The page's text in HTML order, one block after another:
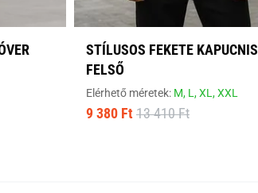
STÍLUSOS FEKETE KAPUCNIS
FELSŐ
Elérhető méretek: M, L,XL,XXL
9 380 Ft 13 410 Ft